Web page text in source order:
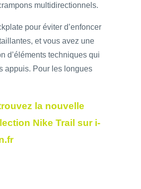
multidirectionnels.
pour éviter d’enfoncer
et vous avez une
d’éléments techniques qui
appuis. Pour les longues
la nouvelle
Nike Trail sur i-